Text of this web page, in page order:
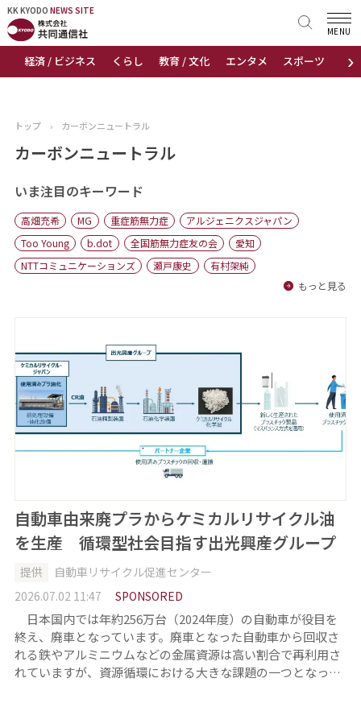
KK KYODO NEWS SITE
›
経済 / ビジネス くらし 教育 / 文化 エンタメ スポーツ 地域
MENU
KK KYODONEWS SITE
トップページ
ニュース
おすすめコンテンツ
出版物
会社概要
トップ › カーボンニュートラル
カーボンニュートラル
いま注目のキーワード
高畑充希 MG 重症筋無力症
アルジェニクスジャパン
Too Young
b.dot 全国筋無力症友の会
愛知
NTTコミュニケーションズ
瀬戸康史
有村架純
もっと見る
自動車由来廃プラからケミカルリサイクル油
を生産 循環型社会目指す出光興産グループ
提供
自動車リサイクル促進センター
2026.07.02 11:47
SPONSORED
日本国内では年約256万台（2024年度）の自動車が役目を
終え、廃車となっています。廃車となった自動車から回収さ
れる鉄やアルミニウムなどの金属資源は高い割合で再利用さ
れていますが、資源循環における大きな課題の一つとなっ…